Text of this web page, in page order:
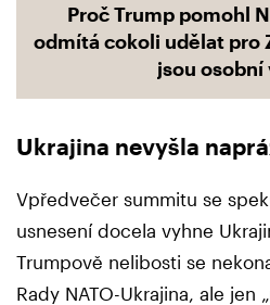
Proč Trump pomohl
odmítá cokoli udělat pro
jsou osobní
Ukrajina nevyšla
Vpředvečer summitu se
usnesení docela vyhne
Trumpově nelibosti se
Rady NATO-Ukrajina, ale jen